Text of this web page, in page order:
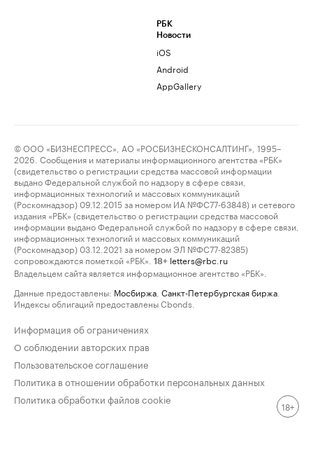
РБК
Новости
iOS
Android
AppGallery
© ООО «БИЗНЕСПРЕСС», АО «РОСБИЗНЕСКОНСАЛТИНГ», 1995–
2026. Сообщения и материалы информационного агентства «РБК»
(свидетельство о регистрации средства массовой информации
выдано Федеральной службой по надзору в сфере связи,
информационных технологий и массовых коммуникаций
(Роскомнадзор) 09.12.2015 за номером ИА №ФС77-63848) и сетевого
издания «РБК» (свидетельство о регистрации средства массовой
информации выдано Федеральной службой по надзору в сфере связи,
информационных технологий и массовых коммуникаций
(Роскомнадзор) 03.12.2021 за номером ЭЛ №ФС77-82385)
сопровождаются пометкой «РБК».
18+ letters@rbc.ru
Владельцем сайта является информационное агентство «РБК».
Данные предоставлены: Мосбиржа Санкт-Петербургская биржа
Индексы облигаций предоставлены Cbonds.
Информация об ограничениях
О соблюдении авторских прав
Пользовательское соглашение
Политика в отношении обработки персональных данных
Политика обработки файлов cookie
18+